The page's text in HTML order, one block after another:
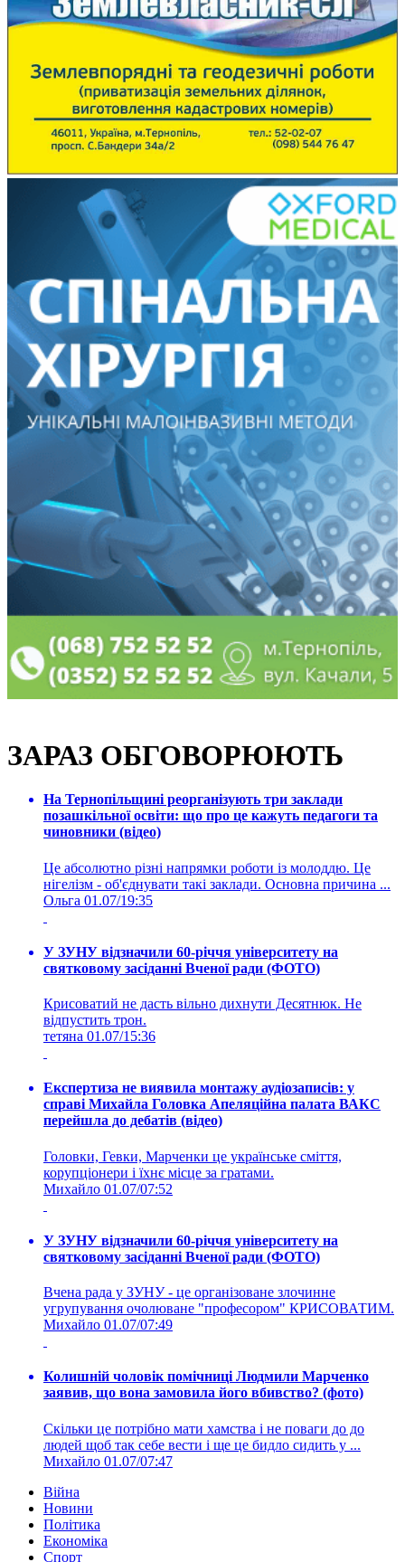
ЗАРАЗ ОБГОВОРЮЮТЬ
На Тернопільщині реорганізують три заклади
позашкільної освіти: що про це кажуть педагоги та
чиновники (відео)
Це абсолютно різні напрямки роботи із молоддю. Це
нігелізм - об'єднувати такі заклади. Основна причина ...
Ольга 01.07/19:35
У ЗУНУ відзначили 60-річчя університету на
святковому засіданні Вченої ради (ФОТО)
Крисоватий не дасть вільно дихнути Десятнюк. Не
відпустить трон.
тетяна 01.07/15:36
Експертиза не виявила монтажу аудіозаписів: у
справі Михайла Головка Апеляційна палата ВАКС
перейшла до дебатів (відео)
Головки, Гевки, Марченки це українське сміття,
корупціонери і їхнє місце за гратами.
Михайло 01.07/07:52
У ЗУНУ відзначили 60-річчя університету на
святковому засіданні Вченої ради (ФОТО)
Вчена рада у ЗУНУ - це організоване злочинне
угрупування очолюване "професором" КРИСОВАТИМ.
Михайло 01.07/07:49
Колишній чоловік помічниці Людмили Марченко
заявив, що вона замовила його вбивство? (фото)
Скільки це потрібно мати хамства і не поваги до до
людей щоб так себе вести і ще це бидло сидить у ...
Михайло 01.07/07:47
Війна
Новини
Політика
Економіка
Спорт